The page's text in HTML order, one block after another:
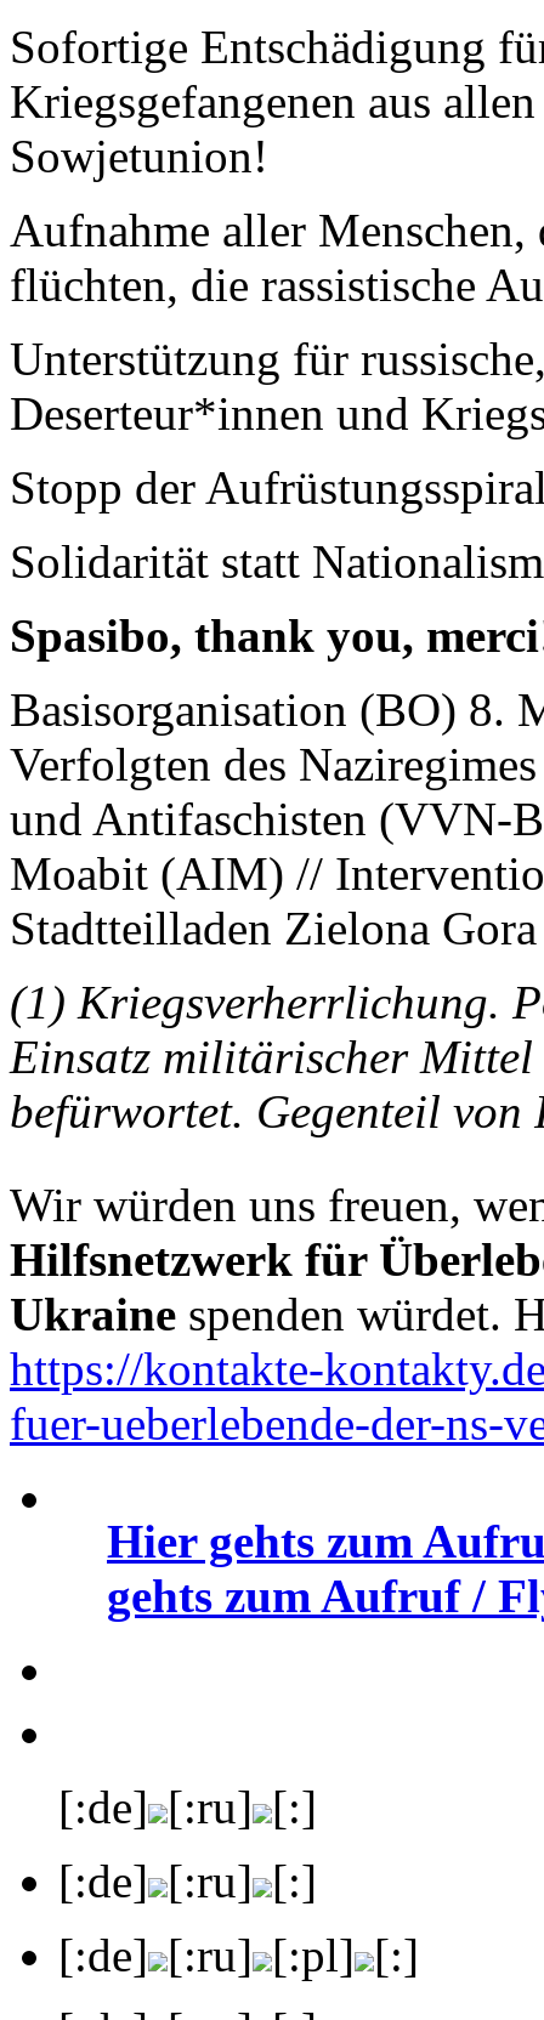
Sofortige Entschädigung
Kriegsgefangenen aus
Sowjetunion!
Aufnahme aller
flüchten, die rassistische
Unterstützung für
Deserteur*innen und
Stopp der
Solidarität statt
Spasibo, thank you,
Basisorganisation (BO) 8.
Verfolgten des
und Antifaschisten (VVN-
Moabit (AIM) //
Stadtteilladen Zielona
(1) Kriegsverherrlichung.
Einsatz militärischer Mittel
befürwortet. Gegenteil von
Wir würden uns freuen,
Hilfsnetzwerk für
Ukraine spenden würdet.
https://kontakte-
fuer-ueberlebende-der-ns-
Hier gehts zum
gehts zum Aufruf /
[:de] [:ru] [:]
[:de] [:ru] [:]
[:de] [:ru] [:pl] [:]